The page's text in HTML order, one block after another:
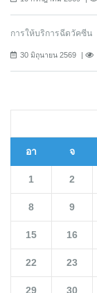
การให้บริการฉีดวัคซีน
30 มิถุนายน 2569
อา จ
1 2
8 9
15 16
22 23
29 30